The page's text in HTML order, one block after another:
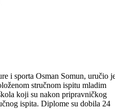
o položenom